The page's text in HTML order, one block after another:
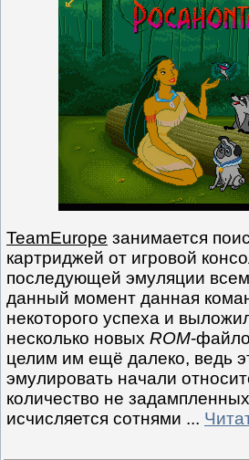
TeamEurope занимается
картриджей от игровой
последующей эмуляции
данный момент данная
некоторого успеха и
несколько новых ROM-
целим им ещё далеко, ведь
эмулировать начали
количество не
исчисляется сотнями ...